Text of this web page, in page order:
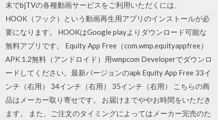
末でbjTVの各種動画サービスをご利用いただくには、
HOOK（フック）という動画再生用アプリのインストールが必
要になります。 HOOKはGoogle playよりダウンロード可能な
無料アプリです。 Equity App Free（com.wmp.equityappfree）
APK 1.2無料（アンドロイド）用wmpcom Developerでダウンロ
ードしてください。最新バージョンのapk Equity App Free 33イ
ンチ（右用） 34インチ（右用） 35インチ（右用） こちらの商
品はメーカー取り寄せです。 お届けまでややお時間をいただき
ます。 また、ご注文のタイミングによってはメーカー完売のた